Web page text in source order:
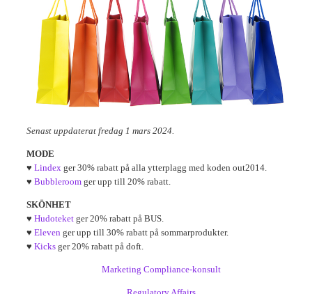
Senast uppdaterat fredag 1 mars 2024.
MODE
♥ Lindex ger 30% rabatt på alla ytterplagg med koden out2014.
♥ Bubbleroom ger upp till 20% rabatt.
SKÖNHET
♥ Hudoteket ger 20% rabatt på BUS.
♥ Eleven ger upp till 30% rabatt på sommarprodukter.
♥ Kicks ger 20% rabatt på doft.
Marketing Compliance-konsult